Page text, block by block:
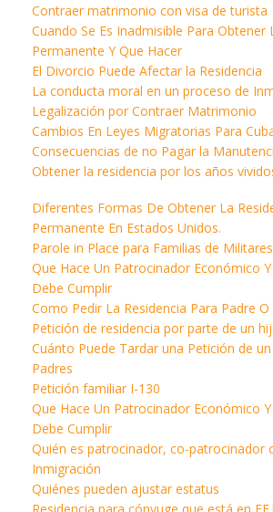
Contraer matrimonio con visa de turista
Cuando Se Es Inadmisible Para Obtener
Permanente Y Que Hacer
El Divorcio Puede Afectar la Residencia
La conducta moral en un proceso de
Legalización por Contraer Matrimonio
Cambios En Leyes Migratorias Para
Consecuencias de no Pagar la
Obtener la residencia por los años
Diferentes Formas De Obtener La
Permanente En Estados Unidos.
Parole in Place para Familias de Militares
Que Hace Un Patrocinador Económico
Debe Cumplir
Como Pedir La Residencia Para Padre
Petición de residencia por parte de un
Cuánto Puede Tardar una Petición de
Padres
Petición familiar I-130
Que Hace Un Patrocinador Económico
Debe Cumplir
Quién es patrocinador, co-patrocinador
Inmigración
Quiénes pueden ajustar estatus